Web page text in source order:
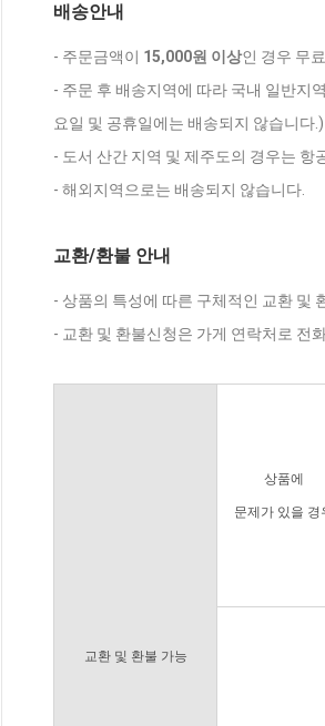
배송안내
- 주문금액이 15,000원 이상인 경우 무
- 주문 후 배송지역에 따라 국내 일반지
요일 및 공휴일에는 배송되지 않습니다.)
- 도서 산간 지역 및 제주도의 경우는
- 해외지역으로는 배송되지 않습니다.
교환/환불 안내
- 상품의 특성에 따른 구체적인 교환 및
- 교환 및 환불신청은 가게 연락처로 전
교환 및 환불 가능
상품에
문제가 있을 경